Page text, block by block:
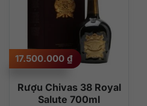
Rượu Chivas 38 Royal
Salute 700ml
17.500.000 ₫